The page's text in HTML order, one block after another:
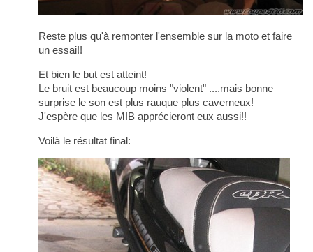
Reste plus qu'à remonter l'ensemble sur la moto et faire
un essai!!
Et bien le but est atteint!
Le bruit est beaucoup moins "violent" ....mais bonne
surprise le son est plus rauque plus caverneux!
J'espère que les MIB apprécieront eux aussi!!
Voilà le résultat final: